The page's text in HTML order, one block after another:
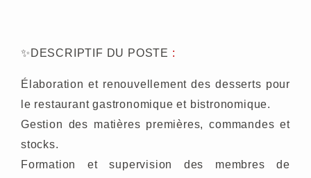
✨ DESCRIPTIF DU POSTE :
Élaboration et renouvellement des desserts pour
le restaurant gastronomique et bistronomique.
Gestion des matières premières, commandes et
stocks.
Formation et supervision des membres de